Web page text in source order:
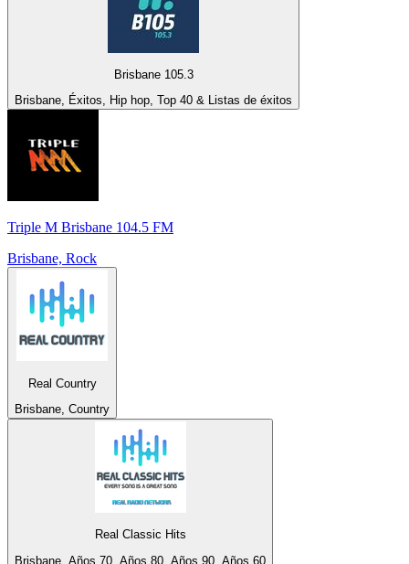
Brisbane 105.3
Brisbane, Éxitos, Hip hop, Top 40 & Listas de éxitos
Triple M Brisbane 104.5 FM
Brisbane, Rock
Real Country
Brisbane, Country
Real Classic Hits
Brisbane, Años 70, Años 80, Años 90, Años 60